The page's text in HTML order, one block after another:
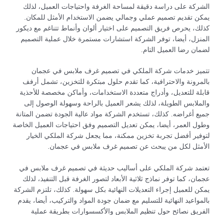
الشركة على دراسة دقيقة لمساحة الغرفة واحتياجات العميل، لذلك
يمكن تقديم تصميم عملي وجمالي يضمن الاستخدام الأمثل للمكان.
كذلك، يحرص فريق التصميم على اختيار ألوان وأنماط تتناغم مع ديكور
المنزل، أيضا، توفر الشركة استشارات مستمرة خلال عملية التصميم
لضمان رضا العميل التام.
تتميز خدمات شركة الملكي في تصميم غرف ملابس في عجمان
بالمرونة والاحترافية، كما تقدم حلول مبتكرة للتخزين، تشمل أرفف
قابلة للتعديل، وأدراج متعددة الاستخدامات، وأماكن مخصصة للأحذية
والملابس الطويلة، لذلك يشعر العميل بالراحة وسهولة الوصول إلى
جميع أغراضه. كذلك، تستخدم الشركة مواد عالية الجودة تضمن المتانة
وطول العمر، أيضا، يمكن تعديل التصميم وفق احتياجات العميل الخاصة
لتوفير أفضل تجربة تخزين ممكنة، مما يجعل شركة الملكي الخيار
الأمثل لكل من يبحث عن تصميم غرف ملابس في عجمان.
تعتمد شركة الملكي على أساليب حديثة في تصميم غرف ملابس في
عجمان، كما توفر نماذج ثلاثية الأبعاد لتصور الغرفة قبل التنفيذ، لذلك
يمكن للعميل إجراء التعديلات النهائية بكل سهولة. كذلك، تلتزم الشركة
بالمواعيد النهائية للتسليم مع ضمان جودة المواد والتركيب، أيضا، يقدم
الفريق نصائح حول تنظيم الملابس والأكسسوارات بطريقة عملية